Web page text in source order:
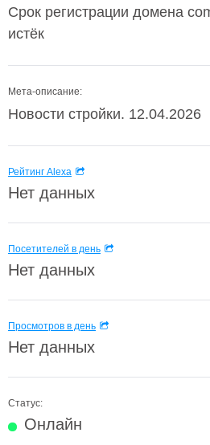
Срок регистрации домена
истёк
Мета-описание:
Новости стройки. 12.04.2026
Рейтинг Alexa
Нет данных
Посетителей в день
Нет данных
Просмотров в день
Нет данных
Статус:
Онлайн